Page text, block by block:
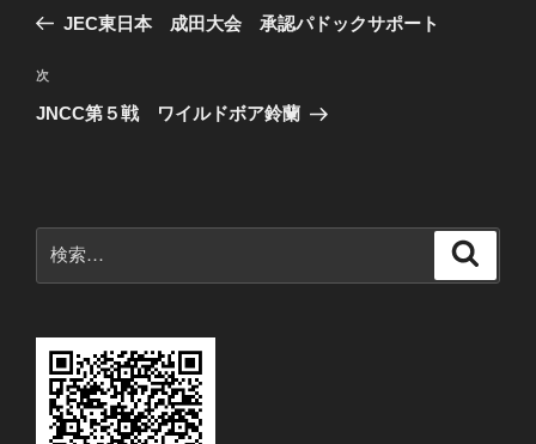
ビ
ゲ
ン
の
稿
JEC東日本 成田大会 承認パドックサポート
次
の
次
JNCC第５戦 ワイルドボア鈴蘭
索: